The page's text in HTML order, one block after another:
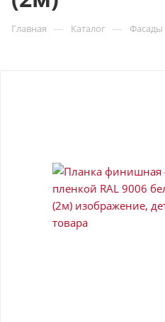
Главная — Каталог —